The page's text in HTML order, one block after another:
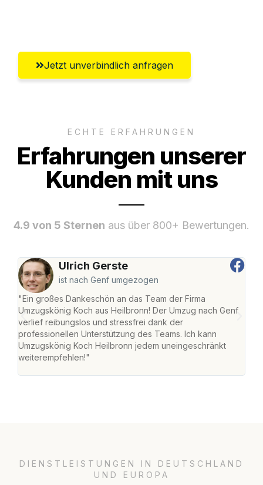
Jetzt unverbindlich anfragen
ECHTE ERFAHRUNGEN
Erfahrungen unserer
Kunden mit uns
4.9 von 5 Sternen aus über 800+ Bewertungen.
Ulrich Gerste
ist nach Genf umgezogen
"Ein großes Dankeschön an das Team der Firma
Umzugskönig Koch aus Heilbronn! Der Umzug nach Genf
verlief reibungslos und stressfrei dank der
professionellen Unterstützung des Teams. Ich kann
Umzugskönig Koch Heilbronn jedem uneingeschränkt
weiterempfehlen!"
DIENSTLEISTUNGEN IN DEUTSCHLAND
UND EUROPA